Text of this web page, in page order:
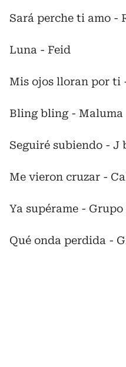
Sará perche ti amo -
Luna - Feid
Mis ojos lloran por ti
Bling bling - Maluma
Seguiré subiendo - J
Me vieron cruzar -
Ya supérame -
Qué onda perdida -